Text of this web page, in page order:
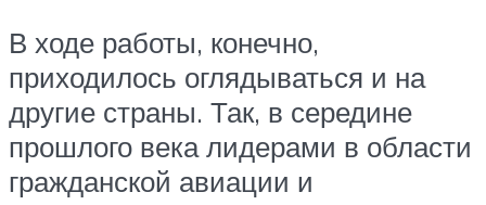
В ходе работы, конечно,
приходилось оглядываться и на
другие страны. Так, в середине
прошлого века лидерами в области
гражданской авиации и